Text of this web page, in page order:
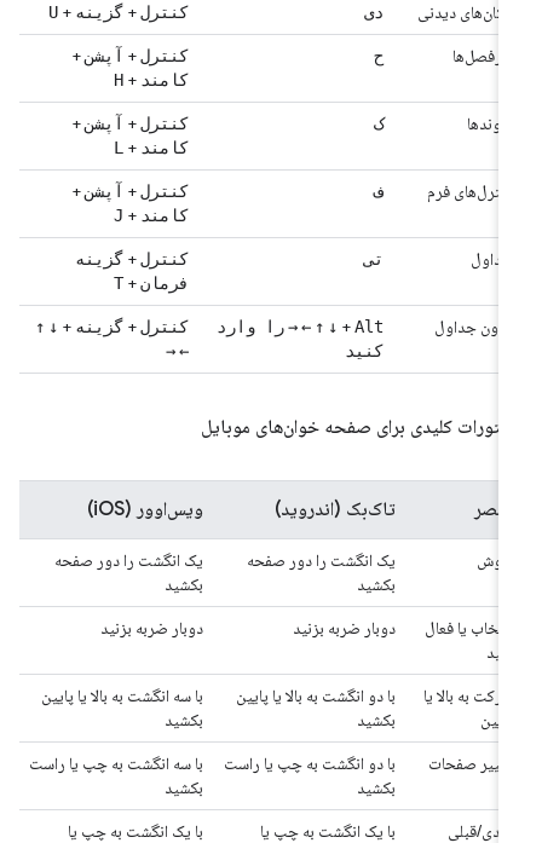
مکان‌های دیدنی کنترل+ گزینه +
U
سرفصل‌ها کنترل+ آپشن +
کامند +
H
پیوندها کنترل+ آپشن +
کامند +
L
کنترل‌های فرم کنترل+ آپشن +
کامند +
J
کنترل+ گزینه
فرمان +
T
درون جداول +
↓
↑
←
→ را وارد
کنید
کنترل+ گزینه +
↓
↑
کلیدی برای صفحه خوان‌های موبایل
تاک‌بک (اندروید) ویس‌اوور (iOS)
یک انگشت را دور صفحه
بکشید
یک انگشت را دور صفحه
بکشید
انتخاب یا فعال
دوبار ضربه بزنید دوبار ضربه بزنید
حرکت به بالا یا
با دو انگشت به بالا یا پایین
بکشید
با سه انگشت به بالا یا پایین
بکشید
تغییر صفحات
با دو انگشت به چپ یا راست
بکشید
با سه انگشت به چپ یا راست
بکشید
بعدی/قبلی
با یک انگشت به چپ یا
با یک انگشت به چپ یا